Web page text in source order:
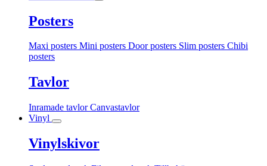
Posters
Maxi posters Mini posters Door posters Slim posters Chibi
posters
Tavlor
Inramade tavlorCanvastavlor
Vinyl
Vinylskivor